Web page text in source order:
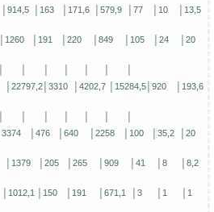
│914,5 │163 │171,6 │579,9 │77 │10
│13,5
│1260 │191 │220 │849 │105 │24
│20
│22797,2│3310 │4202,7 │15284,5│920
│193,6
│3374 │476 │640 │2258 │100 │35,2
│20
│1379 │205 │265 │909 │41 │8
│8,2
│1012,1 │150 │191 │671,1 │3 │1
│1